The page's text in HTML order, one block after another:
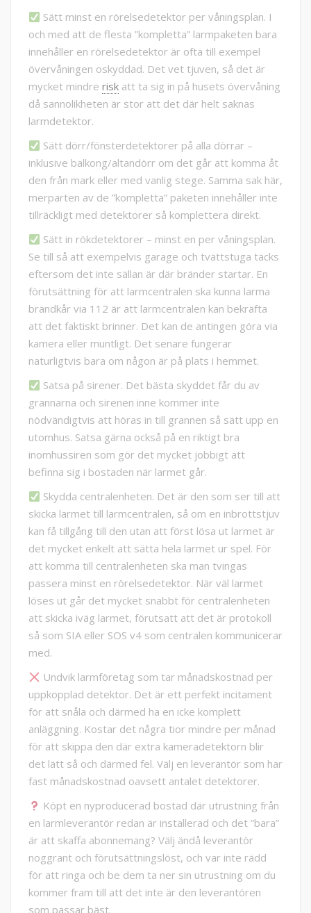
Sätt minst en rörelsedetektor per våningsplan. I
och med att de flesta ”kompletta” larmpaketen bara
innehåller en rörelsedetektor är ofta till exempel
övervåningen oskyddad. Det vet tjuven, så det är
mycket mindre risk att ta sig in på husets övervåning
då sannolikheten är stor att det där helt saknas
larmdetektor.
Sätt dörr/fönsterdetektorer på alla dörrar –
inklusive balkong/altandörr om det går att komma åt
den från mark eller med vanlig stege. Samma sak här,
merparten av de ”kompletta” paketen innehåller inte
tillräckligt med detektorer så komplettera direkt.
Sätt in rökdetektorer – minst en per våningsplan.
Se till så att exempelvis garage och tvättstuga täcks
eftersom det inte sällan är där bränder startar. En
förutsättning för att larmcentralen ska kunna larma
brandkår via 112 är att larmcentralen kan bekräfta
att det faktiskt brinner. Det kan de antingen göra via
kamera eller muntligt. Det senare fungerar
naturligtvis bara om någon är på plats i hemmet.
Satsa på sirener. Det bästa skyddet får du av
grannarna och sirenen inne kommer inte
nödvändigtvis att höras in till grannen så sätt upp en
utomhus. Satsa gärna också på en riktigt bra
inomhussiren som gör det mycket jobbigt att
befinna sig i bostaden när larmet går.
Skydda centralenheten. Det är den som ser till att
skicka larmet till larmcentralen, så om en inbrottstjuv
kan få tillgång till den utan att först lösa ut larmet är
det mycket enkelt att sätta hela larmet ur spel. För
att komma till centralenheten ska man tvingas
passera minst en rörelsedetektor. När väl larmet
löses ut går det mycket snabbt för centralenheten
att skicka iväg larmet, förutsatt att det är protokoll
så som SIA eller SOS v4 som centralen kommunicerar
med.
Undvik larmföretag som tar månadskostnad per
uppkopplad detektor. Det är ett perfekt incitament
för att snåla och därmed ha en icke komplett
anläggning. Kostar det några tior mindre per månad
för att skippa den där extra kameradetektorn blir
det lätt så och därmed fel. Välj en leverantör som har
fast månadskostnad oavsett antalet detektorer.
Köpt en nyproducerad bostad där utrustning från
en larmleverantör redan är installerad och det ”bara”
är att skaffa abonnemang? Välj ändå leverantör
noggrant och förutsättningslöst, och var inte rädd
för att ringa och be dem ta ner sin utrustning om du
kommer fram till att det inte är den leverantören
som passar bäst.